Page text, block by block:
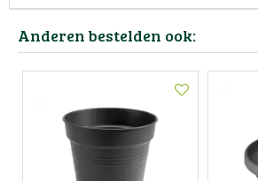
Anderen bestelden ook: